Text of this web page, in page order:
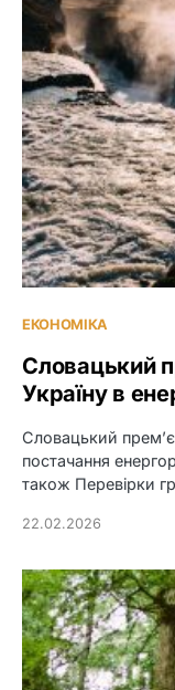
ЕКОНОМІКА
Словацький
Україну в
Словацький
постачання
також Перевірки
22.02.2026